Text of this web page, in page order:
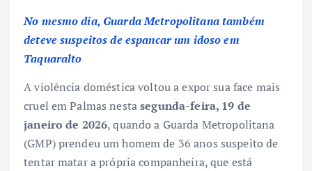
No mesmo dia, Guarda Metropolitana também
deteve suspeitos de espancar um idoso em
Taquaralto
A violência doméstica voltou a expor sua face mais
cruel em Palmas nestasegunda-feira, 19 de
janeiro de 2026, quando a Guarda Metropolitana
(GMP) prendeu um homem de 36 anos suspeito de
tentar matar a própria companheira, que está